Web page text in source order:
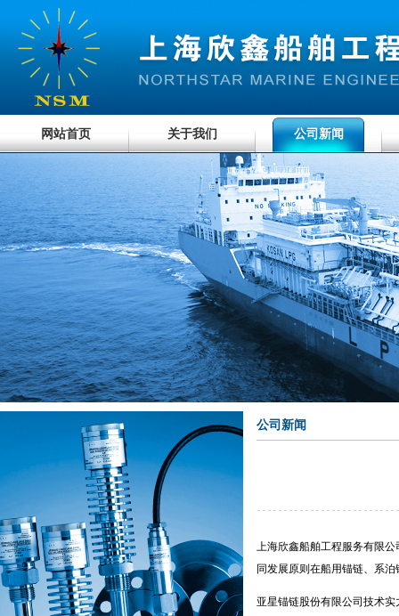
网站首页 关于我们 公司新闻
公司新闻
上海欣鑫船舶工程服务有限公
同发展原则在船用锚链、系
亚星锚链股份有限公司技术